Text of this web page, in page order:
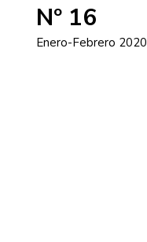
Nº 16
Enero-Febrero 2020